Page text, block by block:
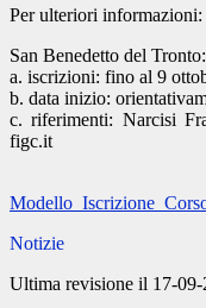
Per ulteriori informazioni:
San Benedetto del Tronto:
a. iscrizioni: fino al 9
b. data inizio:
c. riferimenti: Narcisi
figc.it
Notizie
Ultima revisione il 17-09-